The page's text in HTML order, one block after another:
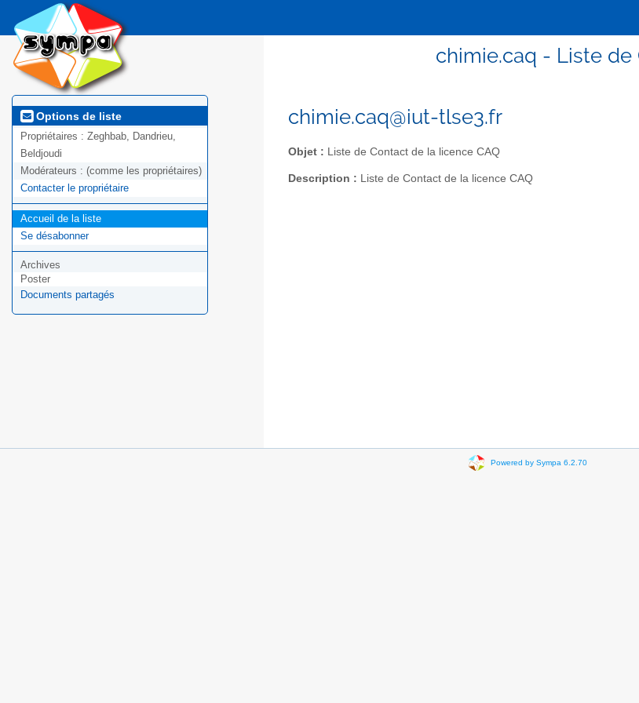
chimie.caq - Liste de
Options de liste
Propriétaires : Zeghbab, Dandrieu,
Beldjoudi
Modérateurs : (comme les propriétaires)
Contacter le propriétaire
Accueil de la liste
Se désabonner
Archives
Poster
Documents partagés
chimie.caq@iut-tlse3.fr
Objet : Liste de Contact de la licence CAQ
Description : Liste de Contact de la licence CAQ
Powered by Sympa 6.2.70